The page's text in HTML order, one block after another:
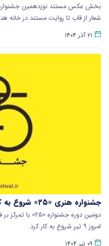
شعار از قاب تا روایت مستند در خانه
۲۱ آذر ۱۴۰۴
جشنواره‌ هنری «۲۵» شروع به کار کرد
دومین دوره‌
امروز ۹ تیر شروع به کار کرد.
۰۹ تیر ۱۴۰۴